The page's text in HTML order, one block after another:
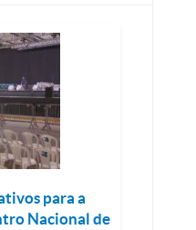
para a
Nacional de